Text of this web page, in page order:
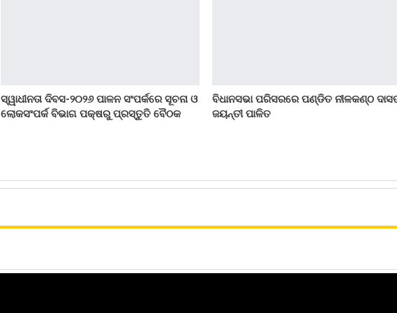
ସ୍ୱାଧୀନତା ଦିବସ-୨୦୨୬ ପାଳନ ସଂପର୍କରେ ସୂଚନା ଓ
ଲୋକସଂପର୍କ ବିଭାଗ ପକ୍ଷରୁ ପ୍ରସ୍ତୁତି ବୈଠକ
ବିଧାନସଭା ପରିସରରେ ପଣ୍ଡିତ ନୀଳକଣ୍ଠ
ଜୟନ୍ତୀ ପାଳିତ